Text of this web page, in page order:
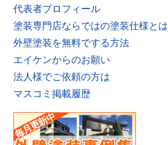
代表者プロフィール
塗装専門店ならではの塗装仕様とは
外壁塗装を無料でする方法
エイケンからのお願い
法人様でご依頼の方は
マスコミ掲載履歴